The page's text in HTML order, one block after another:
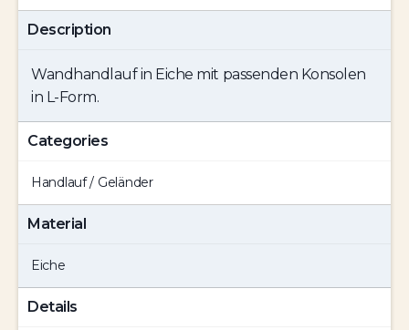
Description
Wandhandlauf in Eiche mit passenden Konsolen
in L-Form.
Categories
Handlauf / Geländer
Material
Eiche
Details